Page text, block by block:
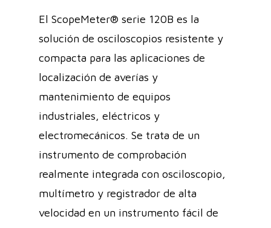
El ScopeMeter® serie 120B es la
solución de osciloscopios resistente y
compacta para las aplicaciones de
localización de averías y
mantenimiento de equipos
industriales, eléctricos y
electromecánicos. Se trata de un
instrumento de comprobación
realmente integrada con osciloscopio,
multímetro y registrador de alta
velocidad en un instrumento fácil de